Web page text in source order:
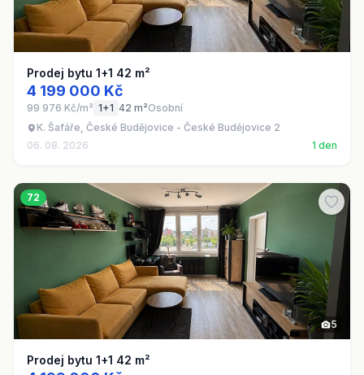
Prodej bytu 1+1 42 m²
4 199 000 Kč
99 976 Kč/m² 1+1 42 m²Osobní
K. Šafáře, České Budějovice - České Budějovice 2
06. 08. 2026
1 den
72
5
Prodej bytu 1+1 42 m²